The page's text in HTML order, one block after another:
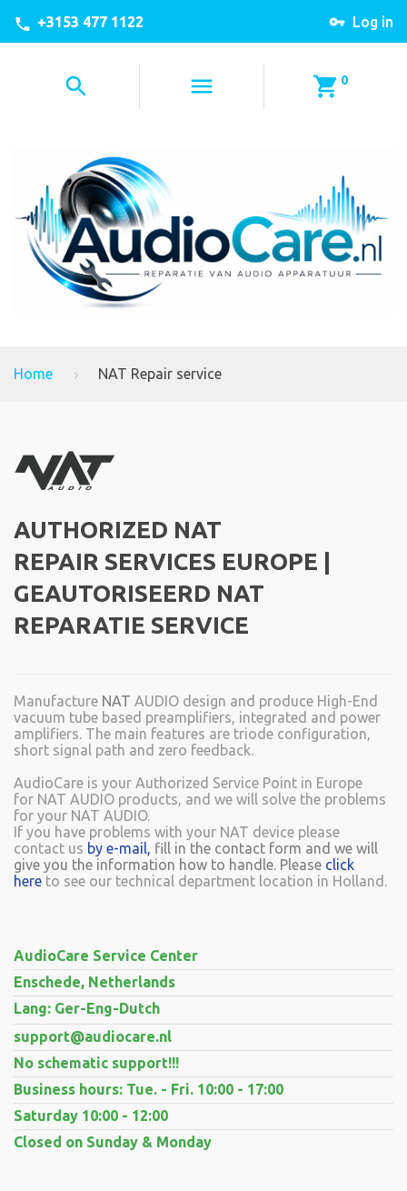
Log in
+3153 477 1122
0
Home NAT Repair service
AUTHORIZED NAT
REPAIR SERVICES EUROPE |
GEAUTORISEERD NAT
REPARATIE SERVICE
Manufacture NAT AUDIO design and produce High-End
vacuum tube based preamplifiers, integrated and power
amplifiers. The main features are triode configuration,
short signal path and zero feedback.
AudioCare is your Authorized Service Point in Europe
for NAT AUDIO products, and we will solve the problems
for your NAT AUDIO.
If you have problems with your NAT device please
contact us by e-mail, fill in the contact form and we will
give you the information how to handle. Please click
here to see our technical department location in Holland.
AudioCare Service Center
Enschede, Netherlands
Lang: Ger-Eng-Dutch
support@audiocare.nl
No schematic support!!!
Business hours: Tue. - Fri. 10:00 - 17:00
Saturday 10:00 - 12:00
Closed on Sunday & Monday